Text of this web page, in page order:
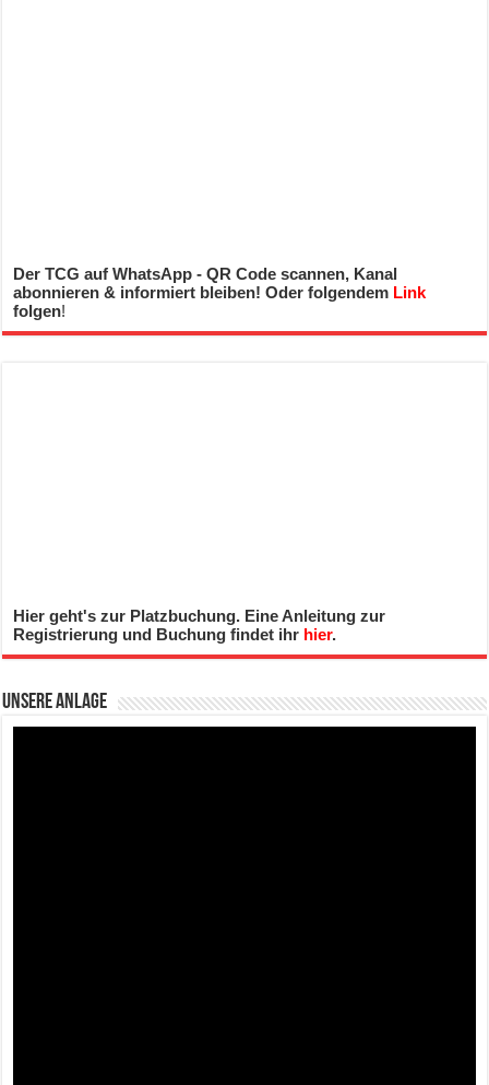
Der TCG auf WhatsApp - QR Code scannen, Kanal
abonnieren & informiert bleiben! Oder folgendem Link
folgen!
Hier geht's zur Platzbuchung. Eine Anleitung zur
Registrierung und Buchung findet ihr hier.
Unsere Anlage